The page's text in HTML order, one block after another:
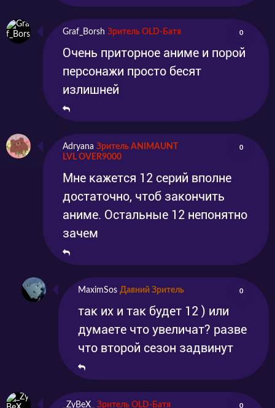
Graf_Borsh Зритель OLD-Батя 0
Очень приторное аниме и порой
персонажи просто бесят
излишней
Adryana Зритель ANIMAUNT
LVL OVER9000
0
Мне кажется 12 серий вполне
достаточно, чтоб закончить
аниме. Остальные 12 непонятно
зачем
MaximSos Давний Зритель 0
так их и так будет 12 ) или
думаете что увеличат? разве
что второй сезон задвинут
_ZyBeX_ Зритель OLD-Батя 0